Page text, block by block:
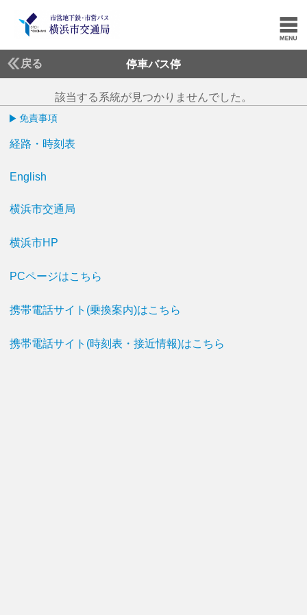
戻る 停車バス停
該当する系統が見つかりませんでした。
免責事項
経路・時刻表
English
横浜市交通局
横浜市HP
PCページはこちら
携帯電話サイト(乗換案内)はこちら
携帯電話サイト(時刻表・接近情報)はこちら